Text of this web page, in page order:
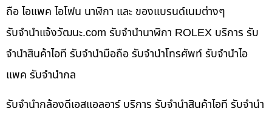
ถือ ไอแพค ไอโฟน นาฬิกา และ ของแบรนด์เนมต่างๆ
รับจํานําแจ้งวัฒนะ.com รับจำนำนาฬิกา ROLEX บริการ รับ
จำนำสินค้าไอที รับจำนำมือถือ รับจำนำโทรศัพท์ รับจำนำไอ
แพค รับจำนำกล
รับจำนำกล้องดีเอสแอลอาร์ บริการ รับจำนำสินค้าไอที รับจำนำ